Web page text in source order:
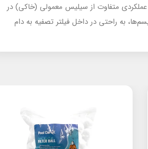
متفاوت از سیلیس معمولی (خاکی) در
به راحتی در داخل فیلتر تصفیه به دام